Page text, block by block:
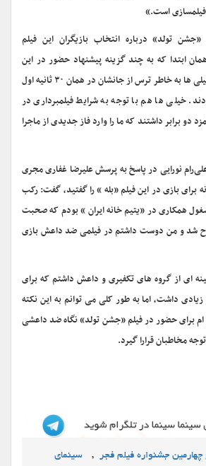
است.»
«جشن تولد» درباره انتخاب بازیگران این فیلم
ابتدا که به چند گزینه پیشنهاد حضور در این
فیلم سینمایی را دادیم، خیلی ها به خاطر ترس از جانشان در همان ۳۰ ثانیه اول
خیلی ها هم با توجه به شرایط فیلمبرداری در
دو برابر داشتند که ما را وارد فاز جدیدی از ماجرا
نورایی در پاسخ به پرسش علیرضا غفاری مجری
برای بازی در این فیلم «بله » را گفتید، گفت: رکب
همکاری در «یتیم خانه ایران » بودم که صحبت
شد و من دوست داشتم در فیلمی ضد داعش بازی
ای از گروه های تکفیری و داعش داشتم که برای
داشت، اما به طور کلی می توانم به این نکته
ام برای حضور در فیلم «جشن تولد» نگاه ضد داعشی
مخاطبان قرارا گیرد.
جشنواره فیلم فجر ,
سینمای